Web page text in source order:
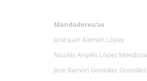
Mandadores/as
José Juan Alemán López
Nicolás Anyelo López Mendoza
Jose Ramón González González